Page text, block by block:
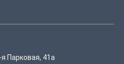
Парковая, 41а